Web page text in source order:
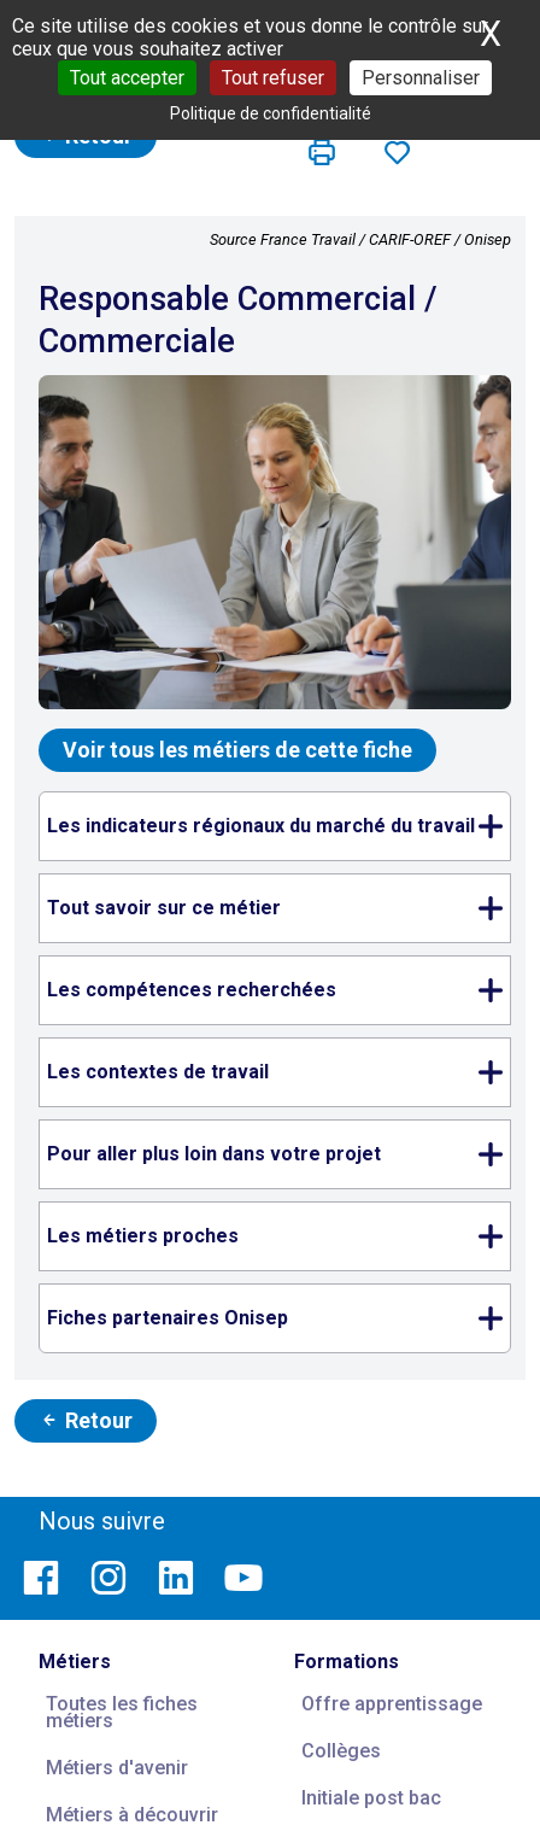
Panneau de gestion des cookies
Ce site utilise des cookies et vous donne le contrôle sur
ceux que vous souhaitez activer
Tout accepter
Tout refuser Personnaliser
Politique de confidentialité
X
Retour
Source France Travail / CARIF-OREF / Onisep
Responsable Commercial /
Commerciale
Voir tous les métiers de cette fiche
Les indicateurs régionaux du marché du travail
Tout savoir sur ce métier
Les compétences recherchées
Les contextes de travail
Pour aller plus loin dans votre projet
Les métiers proches
Fiches partenaires Onisep
Retour
Nous suivre
Métiers
Toutes les fiches
métiers
Métiers d'avenir
Métiers à découvrir
Formations
Offre apprentissage
Collèges
Initiale post bac